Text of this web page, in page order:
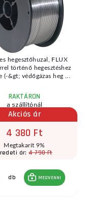
hegesztőhuzal, FLUX
történő hegesztéshez
(-&gt; védőgázas heg ...
RAKTÁRON
a szállítónál
Akciós ár
4 380 Ft
Megtakarít 9%
ár:4 790 Ft
db MEGVENNI